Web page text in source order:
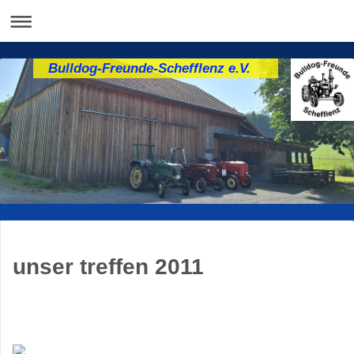
Bulldog-Freunde-Schefflenz e.V.
unser treffen 2011